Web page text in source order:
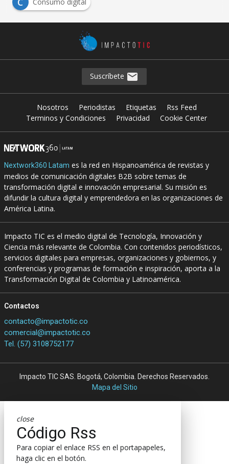
Suscríbete
Nosotros Periodistas Etiquetas
Rss Feed
Terminos y Condiciones
Privacidad Cookie Center
Nextwork360 Latam es la red en Hispanoamérica de revistas y
medios de comunicación digitales B2B sobre temas de
transformación digital e innovación empresarial. Su misión es
difundir la cultura digital y emprendedora en las organizaciones de
América Latina.
Impacto TIC es el medio digital de Tecnología, Innovación y
Ciencia más relevante de Colombia. Con contenidos periodísticos,
servicios digitales para empresas, organizaciones y gobiernos, y
conferencias y programas de formación e inspiración, aporta a la
Transformación Digital de Colombia y Latinoamérica.
Contactos
contacto@impactotic.co
comercial@impactotic.co
Tel. (57) 3108752177
Impacto TIC SAS. Bogotá, Colombia. Derechos Reservados.
Mapa del Sitio
close
Código Rss
Para copiar el enlace RSS en el portapapeles,
haga clic en el botón.